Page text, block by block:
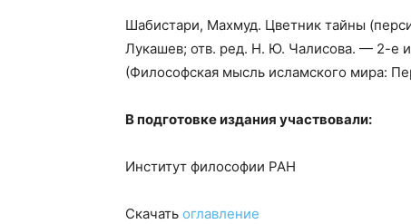
Шабистари, Махмуд. Цветник тайны
Лукашев; отв. ред. Н. Ю. Чалисова. — 2-
(Философская мысль исламского мира:
В подготовке издания участвовали:
Институт философии РАН
Скачать оглавление